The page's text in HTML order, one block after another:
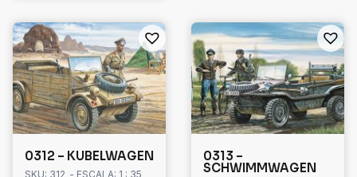
0312 – KUBELWAGEN
SKU: 312 - ESCALA: 1 : 35
0313 –
SCHWIMMWAGEN